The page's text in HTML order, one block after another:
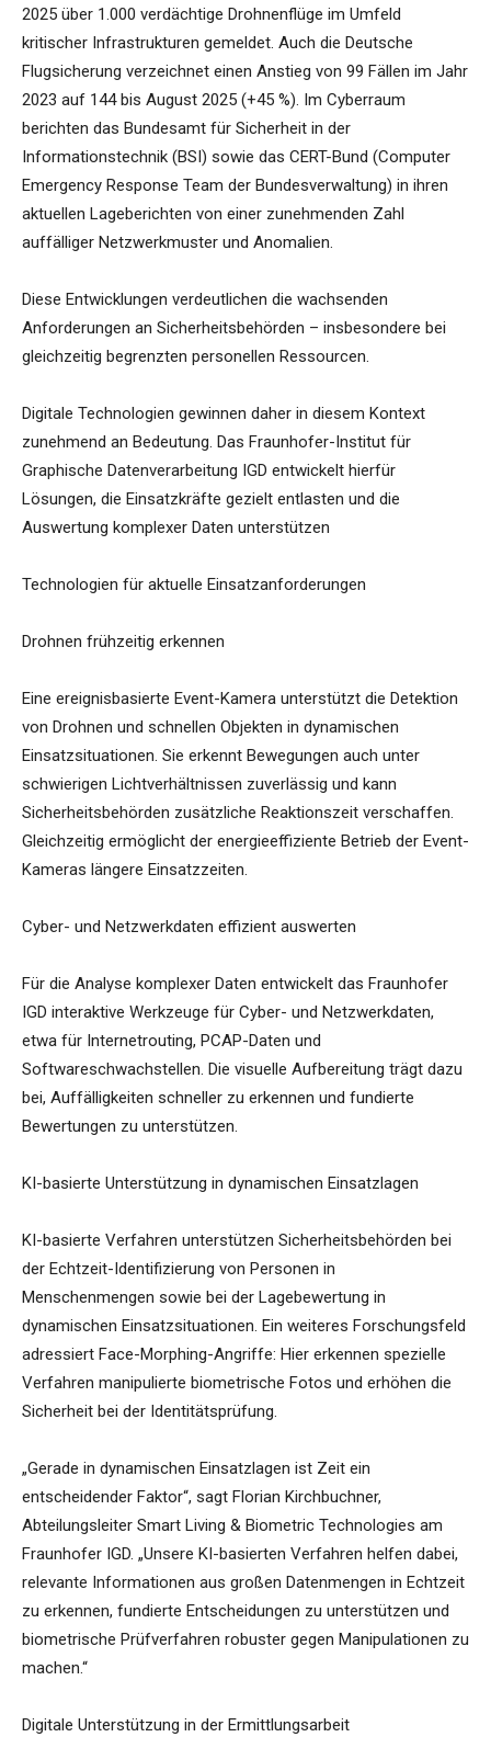
2025 über 1.000 verdächtige Drohnenflüge im Umfeld
kritischer Infrastrukturen gemeldet. Auch die Deutsche
Flugsicherung verzeichnet einen Anstieg von 99 Fällen im Jahr
2023 auf 144 bis August 2025 (+45 %). Im Cyberraum
berichten das Bundesamt für Sicherheit in der
Informationstechnik (BSI) sowie das CERT-Bund (Computer
Emergency Response Team der Bundesverwaltung) in ihren
aktuellen Lageberichten von einer zunehmenden Zahl
auffälliger Netzwerkmuster und Anomalien.
Diese Entwicklungen verdeutlichen die wachsenden
Anforderungen an Sicherheitsbehörden – insbesondere bei
gleichzeitig begrenzten personellen Ressourcen.
Digitale Technologien gewinnen daher in diesem Kontext
zunehmend an Bedeutung. Das Fraunhofer-Institut für
Graphische Datenverarbeitung IGD entwickelt hierfür
Lösungen, die Einsatzkräfte gezielt entlasten und die
Auswertung komplexer Daten unterstützen
Technologien für aktuelle Einsatzanforderungen
Drohnen frühzeitig erkennen
Eine ereignisbasierte Event-Kamera unterstützt die Detektion
von Drohnen und schnellen Objekten in dynamischen
Einsatzsituationen. Sie erkennt Bewegungen auch unter
schwierigen Lichtverhältnissen zuverlässig und kann
Sicherheitsbehörden zusätzliche Reaktionszeit verschaffen.
Gleichzeitig ermöglicht der energieeffiziente Betrieb der Event-
Kameras längere Einsatzzeiten.
Cyber- und Netzwerkdaten effizient auswerten
Für die Analyse komplexer Daten entwickelt das Fraunhofer
IGD interaktive Werkzeuge für Cyber- und Netzwerkdaten,
etwa für Internetrouting, PCAP-Daten und
Softwareschwachstellen. Die visuelle Aufbereitung trägt dazu
bei, Auffälligkeiten schneller zu erkennen und fundierte
Bewertungen zu unterstützen.
KI-basierte Unterstützung in dynamischen Einsatzlagen
KI-basierte Verfahren unterstützen Sicherheitsbehörden bei
der Echtzeit-Identifizierung von Personen in
Menschenmengen sowie bei der Lagebewertung in
dynamischen Einsatzsituationen. Ein weiteres Forschungsfeld
adressiert Face-Morphing-Angriffe: Hier erkennen spezielle
Verfahren manipulierte biometrische Fotos und erhöhen die
Sicherheit bei der Identitätsprüfung.
„Gerade in dynamischen Einsatzlagen ist Zeit ein
entscheidender Faktor“, sagt Florian Kirchbuchner,
Abteilungsleiter Smart Living & Biometric Technologies am
Fraunhofer IGD. „Unsere KI-basierten Verfahren helfen dabei,
relevante Informationen aus großen Datenmengen in Echtzeit
zu erkennen, fundierte Entscheidungen zu unterstützen und
biometrische Prüfverfahren robuster gegen Manipulationen zu
machen.“
Digitale Unterstützung in der Ermittlungsarbeit